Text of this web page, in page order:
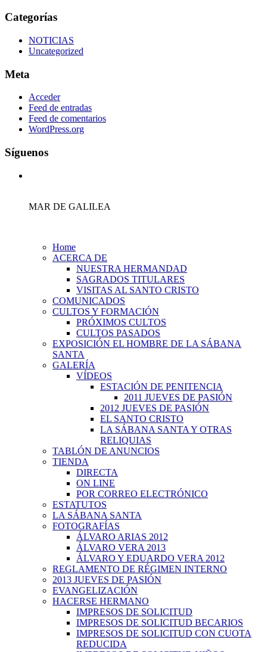
Categorías
NOTICIAS
Uncategorized
Meta
Acceder
Feed de entradas
Feed de comentarios
WordPress.org
Síguenos
MAR DE GALILEA
Home
ACERCA DE
NUESTRA HERMANDAD
SAGRADOS TITULARES
VISITAS AL SANTO CRISTO
COMUNICADOS
CULTOS Y FORMACIÓN
PRÓXIMOS CULTOS
CULTOS PASADOS
EXPOSICIÓN EL HOMBRE DE LA SÁBANA
SANTA
GALERÍA
VÍDEOS
ESTACIÓN DE PENITENCIA
2011 JUEVES DE PASIÓN
2012 JUEVES DE PASIÓN
EL SANTO CRISTO
LA SÁBANA SANTA Y OTRAS
RELIQUIAS
TABLÓN DE ANUNCIOS
TIENDA
DIRECTA
ON LINE
POR CORREO ELECTRÓNICO
ESTATUTOS
LA SÁBANA SANTA
FOTOGRAFÍAS
ÁLVARO ARIAS 2012
ÁLVARO VERA 2013
ÁLVARO Y EDUARDO VERA 2012
REGLAMENTO DE RÉGIMEN INTERNO
2013 JUEVES DE PASIÓN
EVANGELIZACIÓN
HACERSE HERMANO
IMPRESOS DE SOLICITUD
IMPRESOS DE SOLICITUD BECARIOS
IMPRESOS DE SOLICITUD CON CUOTA
REDUCIDA